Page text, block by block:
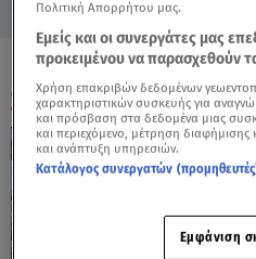
ΟΛΑ ΤΑ ΒΙΝΤΕΟ
Πολιτική Απορρήτου μας.
Εμείς και οι συνεργάτες μας
προκειμένου να παρασχεθούν
Χρήση επακριβών δεδομένων
χαρακτηριστικών συσκευής για
και πρόσβαση στα δεδομένα μιας
και περιεχόμενο, μέτρηση διαφήμισης
και ανάπτυξη υπηρεσιών.
Κατάλογος συνεργατών
Εμφάνιση